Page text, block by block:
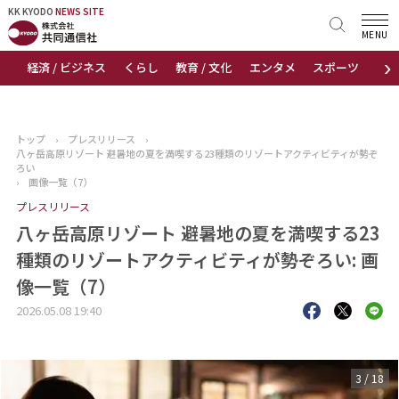
KK KYODO NEWS SITE
›
経済 / ビジネス くらし 教育 / 文化 エンタメ スポーツ 地域
MENU
KK KYODONEWS SITE
トップページ
ニュース
おすすめコンテンツ
出版物
会社概要
トップ › プレスリリース
›
八ヶ岳高原リゾート 避暑地の夏を満喫する23種類のリゾートアクティビティが勢ぞ
ろい
›
画像一覧（7）
プレスリリース
八ヶ岳高原リゾート 避暑地の夏を満喫する23
種類のリゾートアクティビティが勢ぞろい: 画
像一覧（7）
2026.05.08 19:40
3 / 18